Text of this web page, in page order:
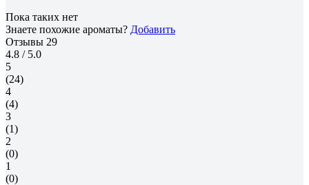
Пока таких нет
Знаете похожие ароматы? Добавить
Отзывы 29
4.8 / 5.0
5
(24)
4
(4)
3
(1)
2
(0)
1
(0)